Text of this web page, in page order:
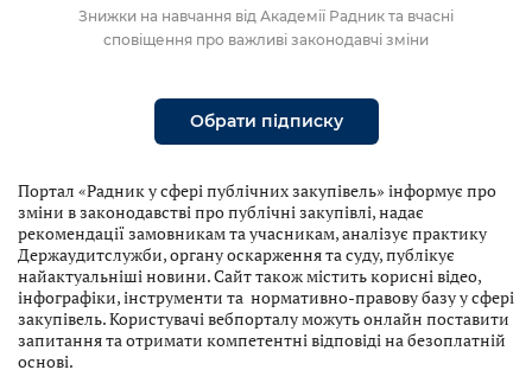
Знижки на навчання від Академії Радник та вчасні
сповіщення про важливі законодавчі зміни
Обрати підписку
Портал «Радник у сфері публічних закупівель» інформує про
зміни в законодавстві про публічні закупівлі, надає
рекомендації замовникам та учасникам, аналізує практику
Держаудитслужби, органу оскарження та суду, публікує
найактуальніші новини. Сайт також містить корисні відео,
інфографіки, інструменти та нормативно-правову базу у сфері
закупівель. Користувачі вебпорталу можуть онлайн поставити
запитання та отримати компетентні відповіді на безоплатній
основі.